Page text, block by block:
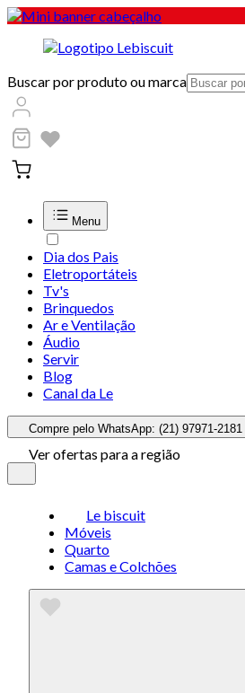
Buscar por produto ou marca
Menu
Dia dos Pais
Eletroportáteis
Tv's
Brinquedos
Ar e Ventilação
Áudio
Servir
Blog
Canal da Le
Compre pelo WhatsApp: (21) 97971-2181
Ver ofertas para a região
Le biscuit
Móveis
Quarto
Camas e Colchões